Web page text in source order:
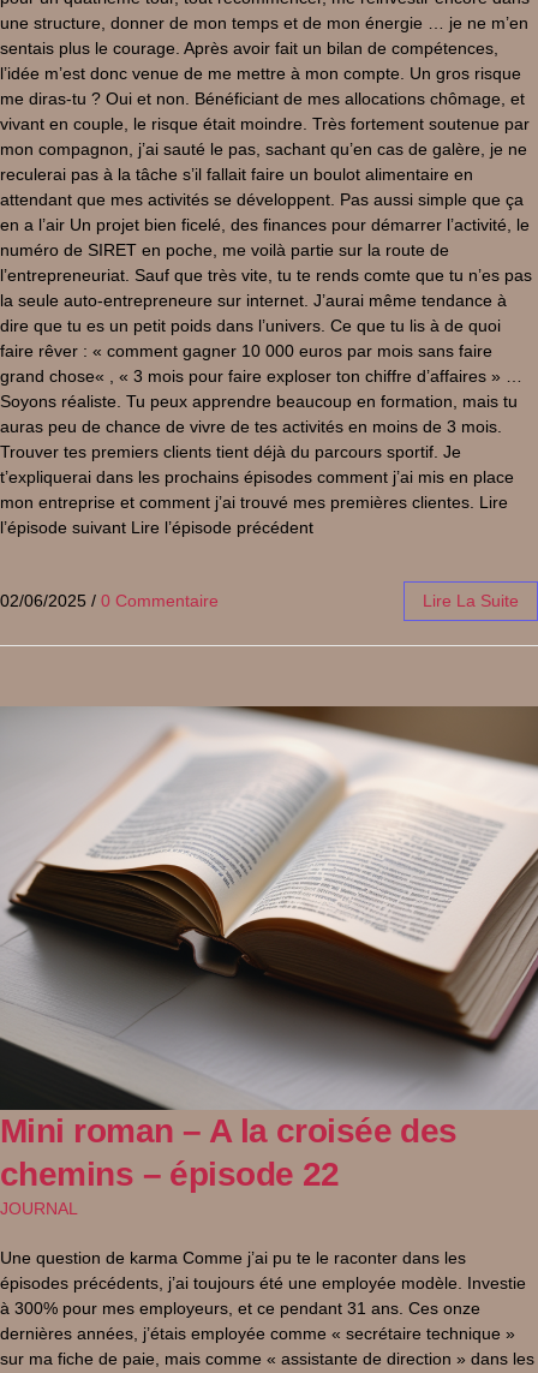
une structure, donner de mon temps et de mon énergie … je ne m’en
sentais plus le courage. Après avoir fait un bilan de compétences,
l’idée m’est donc venue de me mettre à mon compte. Un gros risque
me diras-tu ? Oui et non. Bénéficiant de mes allocations chômage, et
vivant en couple, le risque était moindre. Très fortement soutenue par
mon compagnon, j’ai sauté le pas, sachant qu’en cas de galère, je ne
reculerai pas à la tâche s’il fallait faire un boulot alimentaire en
attendant que mes activités se développent. Pas aussi simple que ça
en a l’air Un projet bien ficelé, des finances pour démarrer l’activité, le
numéro de SIRET en poche, me voilà partie sur la route de
l’entrepreneuriat. Sauf que très vite, tu te rends comte que tu n’es pas
la seule auto-entrepreneure sur internet. J’aurai même tendance à
dire que tu es un petit poids dans l’univers. Ce que tu lis à de quoi
faire rêver : « comment gagner 10 000 euros par mois sans faire
grand chose« , « 3 mois pour faire exploser ton chiffre d’affaires » …
Soyons réaliste. Tu peux apprendre beaucoup en formation, mais tu
auras peu de chance de vivre de tes activités en moins de 3 mois.
Trouver tes premiers clients tient déjà du parcours sportif. Je
t’expliquerai dans les prochains épisodes comment j’ai mis en place
mon entreprise et comment j’ai trouvé mes premières clientes. Lire
l’épisode suivant Lire l’épisode précédent
02/06/2025 / 0 Commentaire Lire La Suite
Mini roman – A la croisée des
chemins – épisode 22
JOURNAL
Une question de karma Comme j’ai pu te le raconter dans les
épisodes précédents, j’ai toujours été une employée modèle. Investie
à 300% pour mes employeurs, et ce pendant 31 ans. Ces onze
dernières années, j’étais employée comme « secrétaire technique »
sur ma fiche de paie, mais comme « assistante de direction » dans les